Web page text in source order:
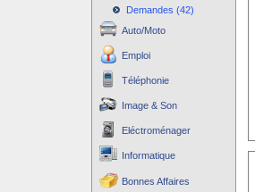
Demandes (42)
Auto/Moto
Emploi
Téléphonie
Image & Son
Eléctroménager
Informatique
Bonnes Affaires